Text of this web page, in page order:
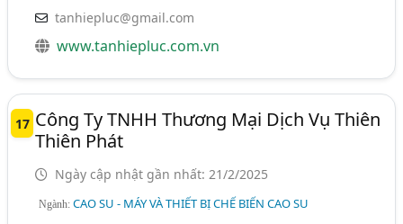
tanhiepluc@gmail.com
www.tanhiepluc.com.vn
17 Công Ty TNHH Thương Mại Dịch Vụ Thiên
Thiên Phát
Ngày cập nhật gần nhất: 21/2/2025
Ngành:CAO SU - MÁY VÀ THIẾT BỊ CHẾ BIẾN CAO SU